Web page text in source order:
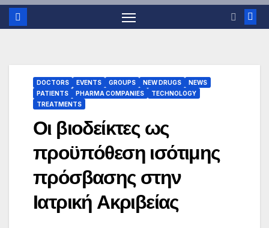
DOCTORS EVENTS GROUPS NEW DRUGS
NEWS
PATIENTS
PHARMA COMPANIES
TECHNOLOGY
TREATMENTS
Οι βιοδείκτες ως
προϋπόθεση ισότιμης
πρόσβασης στην
Ιατρική Ακριβείας